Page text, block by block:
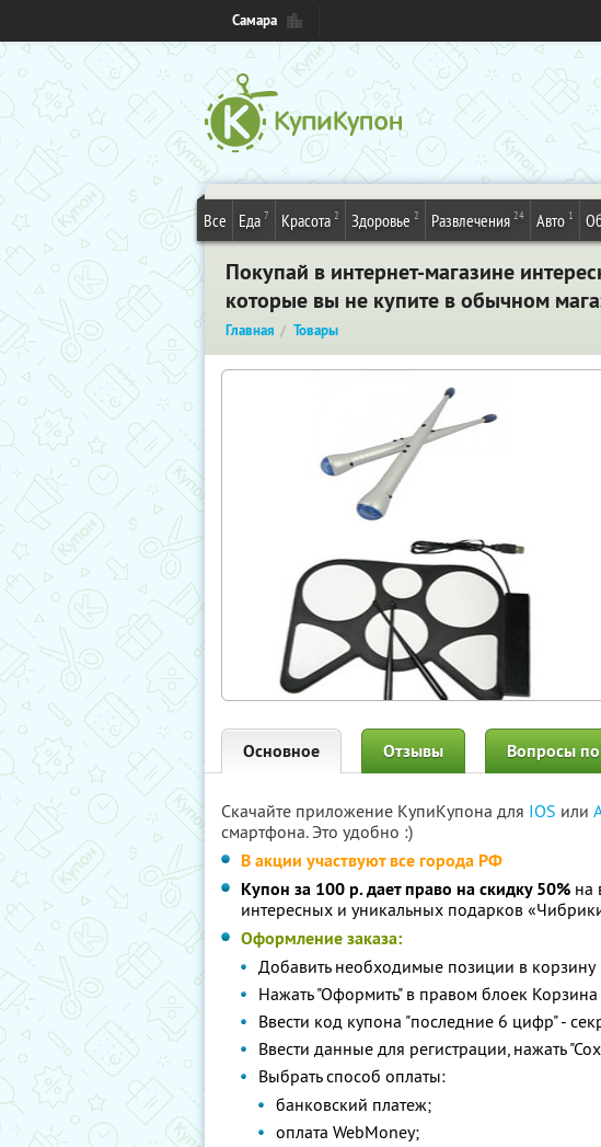
Самара
Все Еда 7 Красота 2 Здоровье 2 Развлечения 24 Авто 1
Покупай в интернет-магазине
которые вы не купите в обычном
Главная Товары
Основное Отзывы Вопросы
Скачайте приложение КупиКупона для IOS или
смартфона. Это удобно :)
В акции участвуют все города РФ
Купон за 100 р. дает право на скидку 50% на
интересных и уникальных подарков
Оформление заказа:
Добавить необходимые позиции в корзину
Нажать "Оформить" в правом блоек Корзина
Ввести код купона "последние 6 цифр" -
Ввести данные для регистрации, нажать
Выбрать способ оплаты:
банковский платеж;
оплата WebMoney;